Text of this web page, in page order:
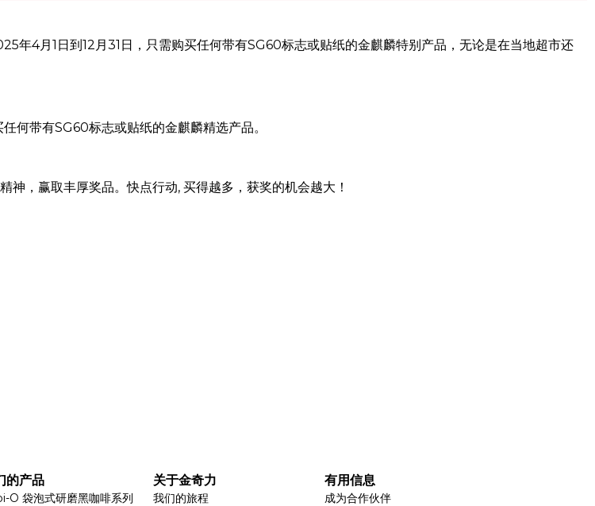
年4月1日到12月31日，只需购买任何带有SG60标志或贴纸的金麒麟特别产品，无论是在当地超市还
何带有SG60标志或贴纸的金麒麟精选产品。
，赢取丰厚奖品。快点行动, 买得越多，获奖的机会越大！
的产品
O 袋泡式研磨黑咖啡系列
关于金奇力
我们的旅程
有用信息
成为合作伙伴